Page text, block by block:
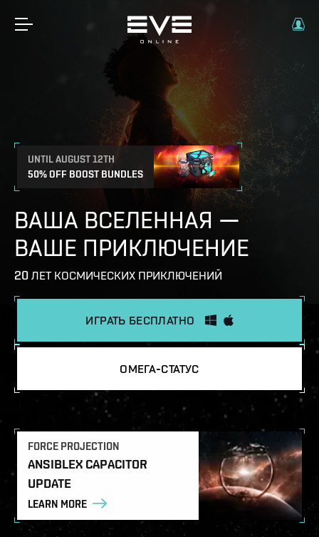
UNTIL AUGUST 12TH
50% OFF BOOST BUNDLES
ВАША ВСЕЛЕННАЯ —
ВАШЕ ПРИКЛЮЧЕНИЕ
20 ЛЕТ КОСМИЧЕСКИХ ПРИКЛЮЧЕНИЙ
ИГРАТЬ БЕСПЛАТНО
ОМЕГА-СТАТУС
FORCE PROJECTION
ANSIBLEX CAPACITOR
UPDATE
LEARN MORE